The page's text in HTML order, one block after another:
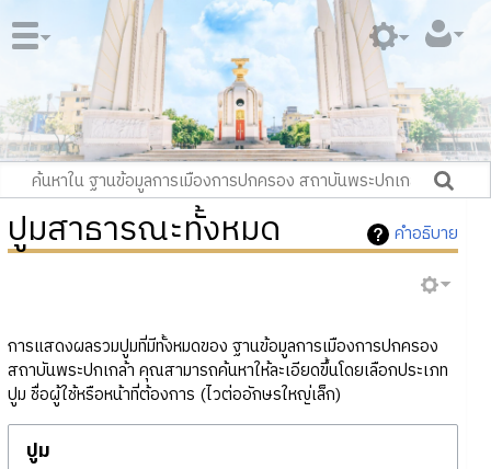
คำอธิบาย
ปูมสาธารณะทั้งหมด
การแสดงผลรวมปูมที่มีทั้งหมดของ ฐานข้อมูลการเมืองการปกครอง
สถาบันพระปกเกล้า คุณสามารถค้นหาให้ละเอียดขึ้นโดยเลือกประเภท
ปูม ชื่อผู้ใช้หรือหน้าที่ต้องการ (ไวต่ออักษรใหญ่เล็ก)
ปูม